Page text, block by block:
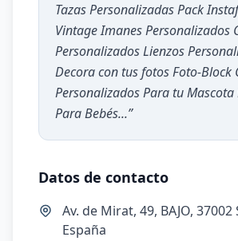
Tazas Personalizadas Pack
Vintage Imanes Personalizados
Personalizados Lienzos
Decora con tus fotos Foto-Block
Personalizados Para tu Mascota
Para Bebés...”
Datos de contacto
Av. de Mirat, 49, BAJO, 37002
España